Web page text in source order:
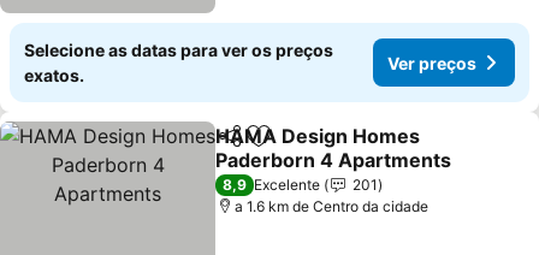
Selecione as datas para ver os preços
exatos.
Ver preços
PartilharAdicionar aos favoritos
HAMA Design Homes
Paderborn 4 Apartments
8,9 Excelente
201
a 1.6 km de Centro da cidade